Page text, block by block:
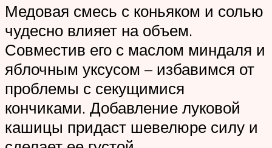
Медовая смесь с коньяком и солью
чудесно влияет на объем.
Совместив его с маслом миндаля и
яблочным уксусом – избавимся от
проблемы с секущимися
кончиками. Добавление луковой
кашицы придаст шевелюре силу и